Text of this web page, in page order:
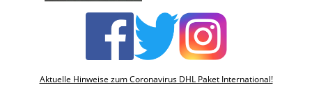
Aktuelle Hinweise zum Coronavirus DHL Paket International!